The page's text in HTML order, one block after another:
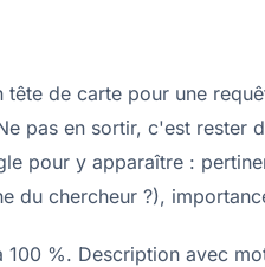
de carte pour une
pas en sortir, c'est rester
pour y apparaître :
du chercheur ?),
100 %. Description avec